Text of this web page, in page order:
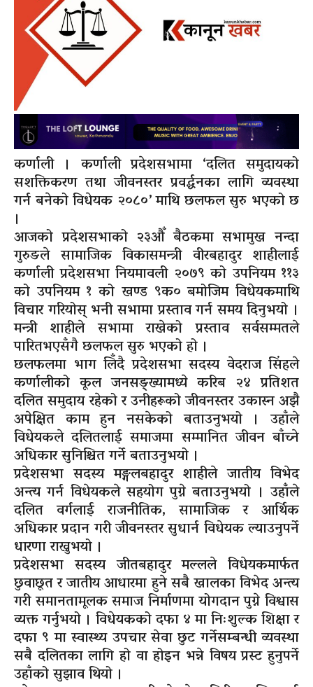
कर्णाली । कर्णाली प्रदेशसभामा ‘दलित समुदायको
सशक्तिकरण तथा जीवनस्तर प्रवर्द्धनका लागि व्यवस्था
गर्न बनेको विधेयक २०८०’ माथि छलफल सुरु भएको छ
।
आजको प्रदेशसभाको २३औँ बैठकमा सभामुख नन्दा
गुरुङले सामाजिक विकासमन्त्री वीरबहादुर शाहीलाई
कर्णाली प्रदेशसभा नियमावली २०७९ को उपनियम ११३
को उपनियम १ को खण्ड ९क० बमोजिम विधेयकमाथि
विचार गरियोस् भनी सभामा प्रस्ताव गर्न समय दिनुभयो ।
मन्त्री शाहीले सभामा राखेको प्रस्ताव सर्वसम्मतले
पारितभएसँगै छलफल सुरु भएको हो ।
छलफलमा भाग लिँदै प्रदेशसभा सदस्य वेदराज सिंहले
कर्णालीको कूल जनसङ्ख्यामध्ये करिब २४ प्रतिशत
दलित समुदाय रहेको र उनीहरूको जीवनस्तर उकास्न अझै
अपेक्षित काम हुन नसकेको बताउनुभयो । उहाँले
विधेयकले दलितलाई समाजमा सम्मानित जीवन बाँच्ने
अधिकार सुनिश्चित गर्ने बताउनुभयो ।
प्रदेशसभा सदस्य मङ्गलबहादुर शाहीले जातीय विभेद
अन्त्य गर्न विधेयकले सहयोग पुग्ने बताउनुभयो । उहाँले
दलित वर्गलाई राजनीतिक, सामाजिक र आर्थिक
अधिकार प्रदान गरी जीवनस्तर सुधार्न विधेयक ल्याउनुपर्ने
धारणा राख्नुभयो ।
प्रदेशसभा सदस्य जीतबहादुर मल्लले विधेयकमार्फत
छुवाछूत र जातीय आधारमा हुने सबै खालका विभेद अन्त्य
गरी समानतामूलक समाज निर्माणमा योगदान पुग्ने विश्वास
व्यक्त गर्नुभयो । विधेयकको दफा ४ मा निःशुल्क शिक्षा र
दफा ९ मा स्वास्थ्य उपचार सेवा छुट गर्नेसम्बन्धी व्यवस्था
सबै दलितका लागि हो वा होइन भन्ने विषय प्रस्ट हुनुपर्ने
उहाँको सुझाव थियो ।